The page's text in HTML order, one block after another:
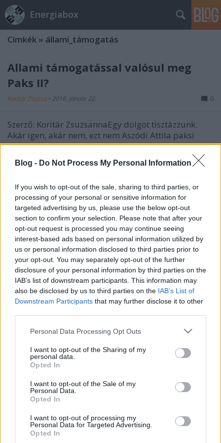
Blog - Do Not Process My Personal Information
If you wish to opt-out of the sale, sharing to third parties, or
processing of your personal or sensitive information for
targeted advertising by us, please use the below opt-out
section to confirm your selection. Please note that after your
opt-out request is processed you may continue seeing
interest-based ads based on personal information utilized by
us or personal information disclosed to third parties prior to
your opt-out. You may separately opt-out of the further
disclosure of your personal information by third parties on the
IAB’s list of downstream participants. This information may
also be disclosed by us to third parties on the IAB’s List of
Downstream Participants that may further disclose it to other
Please note that this website/app uses one or more Google
not limited to your visit or usage behaviour. You may click to
grant or deny consent to Google and its third-party tags to
use your data for below specified purposes in below Google
consent section.
Personal Data Processing Opt Outs
I want to opt-out of the Sharing of my
personal data.
Opted In
I want to opt-out of the Sale of my
Personal Data.
Opted In
I want to opt-out of processing my
Personal Data for Targeted Advertising.
Opted In
Energiabox
Címkék » állami_támogatás
Állami támogatással valósul meg
Paks II?
Koritár Zsuzsa • 2016. január 22. 0
Szerző: Koritár ZsuzsannaEgy dolgot tisztázzunk.
Akár igen, akár nem, ezt nem Aszódi Attila paksi
kormánybiztos fogja megmondani, de még csak
nem is teljes magyar államapparátus. Nekik
álláspontjuk lehet, de a végső határozatot ebben a
Állami-nem állami - támogatott-nem
támogatott
energiabox •2013. december 05.
Szerző: Perger AndrásHárom mai hír:- Az E.On
valószínűleg hamarosan leállítja a gönyüi
erőművet.- A temelíni atomerőműbe (Csehország)
tervezett új blokkok állami támogatás nélkül nem
épülhetnek meg.- Brüsszel szerint a Déli Áramlat
szerződéseit újra kell tárgyalni, mivel azok nincsenek
összhangban…
Nincs támogatás az atomenergiának
energiabox
Szerző: Perger AndrásAhogy az még áprilisban
vonatkozó szabályainak újraírása során felmerült,
hogy az újonnan építendő atomerőművek is a
megújulókhoz hasonló támogatásban